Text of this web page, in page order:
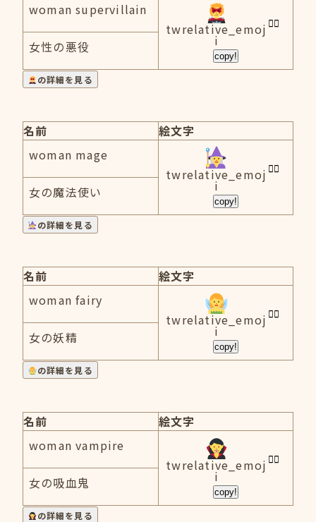
woman supervillain
twrelative_emoj
i
copy!
女性の悪役
の詳細を見る
名前
絵文字
woman mage
twrelative_emoj
i
copy!
女の魔法使い
の詳細を見る
名前
絵文字
woman fairy
twrelative_emoj
i
copy!
女の妖精
の詳細を見る
名前
絵文字
woman vampire
twrelative_emoj
i
copy!
女の吸血鬼
の詳細を見る